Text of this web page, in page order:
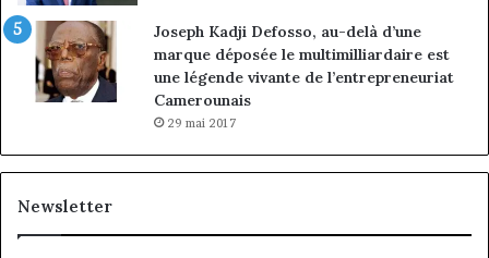
Joseph Kadji Defosso, au-delà d’une
marque déposée le multimilliardaire est
une légende vivante de l’entrepreneuriat
Camerounais
29 mai 2017
Newsletter